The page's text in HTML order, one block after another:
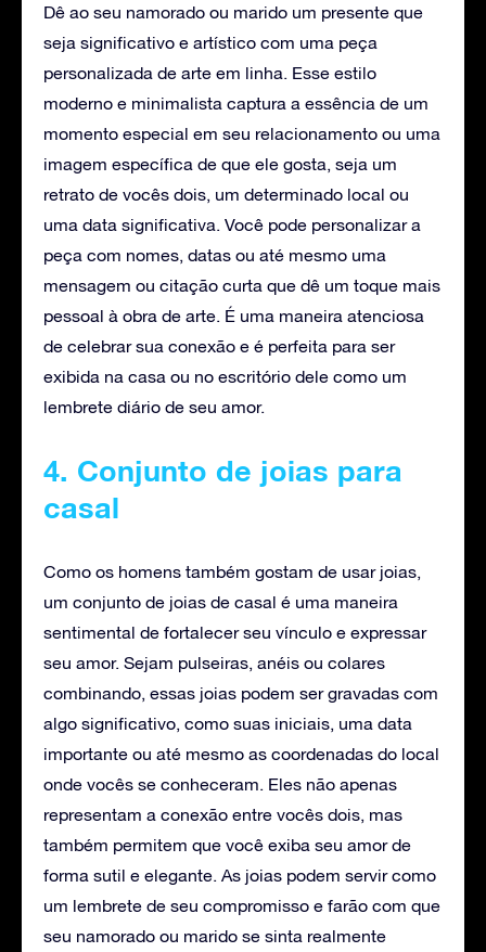
Dê ao seu namorado ou marido um presente que
seja significativo e artístico com uma peça
personalizada de arte em linha. Esse estilo
moderno e minimalista captura a essência de um
momento especial em seu relacionamento ou uma
imagem específica de que ele gosta, seja um
retrato de vocês dois, um determinado local ou
uma data significativa. Você pode personalizar a
peça com nomes, datas ou até mesmo uma
mensagem ou citação curta que dê um toque mais
pessoal à obra de arte. É uma maneira atenciosa
de celebrar sua conexão e é perfeita para ser
exibida na casa ou no escritório dele como um
lembrete diário de seu amor.
4. Conjunto de joias para
casal
Como os homens também gostam de usar joias,
um conjunto de joias de casal é uma maneira
sentimental de fortalecer seu vínculo e expressar
seu amor. Sejam pulseiras, anéis ou colares
combinando, essas joias podem ser gravadas com
algo significativo, como suas iniciais, uma data
importante ou até mesmo as coordenadas do local
onde vocês se conheceram. Eles não apenas
representam a conexão entre vocês dois, mas
também permitem que você exiba seu amor de
forma sutil e elegante. As joias podem servir como
um lembrete de seu compromisso e farão com que
seu namorado ou marido se sinta realmente